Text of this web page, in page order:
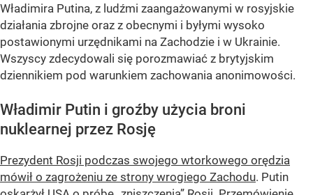
Władimira Putina, z ludźmi zaangażowanymi w rosyjskie
działania zbrojne oraz z obecnymi i byłymi wysoko
postawionymi urzędnikami na Zachodzie i w Ukrainie.
Wszyscy zdecydowali się porozmawiać z brytyjskim
dziennikiem pod warunkiem zachowania anonimowości.
Władimir Putin i groźby użycia broni
nuklearnej przez Rosję
Prezydent Rosji podczas swojego wtorkowego orędzia
mówił o zagrożeniu ze strony wrogiego Zachodu. Putin